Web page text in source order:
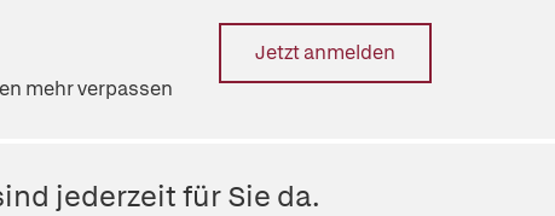
mehr verpassen
Jetzt anmelden
jederzeit für Sie da.